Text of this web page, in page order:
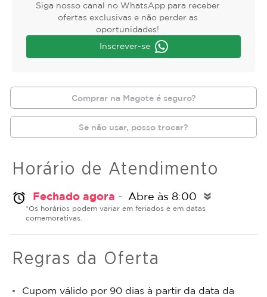
Siga nosso canal no WhatsApp para receber
ofertas exclusivas e não perder as
oportunidades!
Inscrever-se
Comprar na Magote é seguro?
Se não usar, posso trocar?
Horário de Atendimento
alarm Fechado agora - Abre às 8:00 double_arrow
*Os horários podem variar em feriados e em datas
comemorativas.
Regras da Oferta
Cupom válido por 90 dias à partir da data da